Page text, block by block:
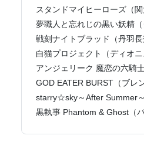
スタンドマイヒーローズ（関
夢職人と忘れじの黒い妖精（
戦刻ナイトブラッド（丹羽長
白猫プロジェクト（ディオニ
アンジェリーク 魔恋の六騎
GOD EATER BURST（ブレ
starry☆sky～After Summer～
黒執事 Phantom & Ghost（パ